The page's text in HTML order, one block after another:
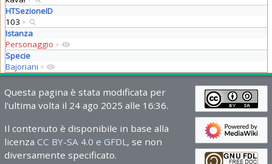
HTSezioneID
103 +
Istanza
Personaggio +
Specie
Bajoriani +
Questa pagina è stata modificata per
l'ultima volta il 24 ago 2025 alle 16:36.
Il contenuto è disponibile in base alla
licenza CC BY-SA 4.0 e GFDL , se non
diversamente specificato.